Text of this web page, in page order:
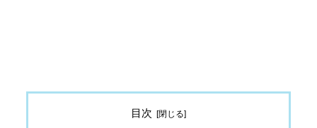
目次